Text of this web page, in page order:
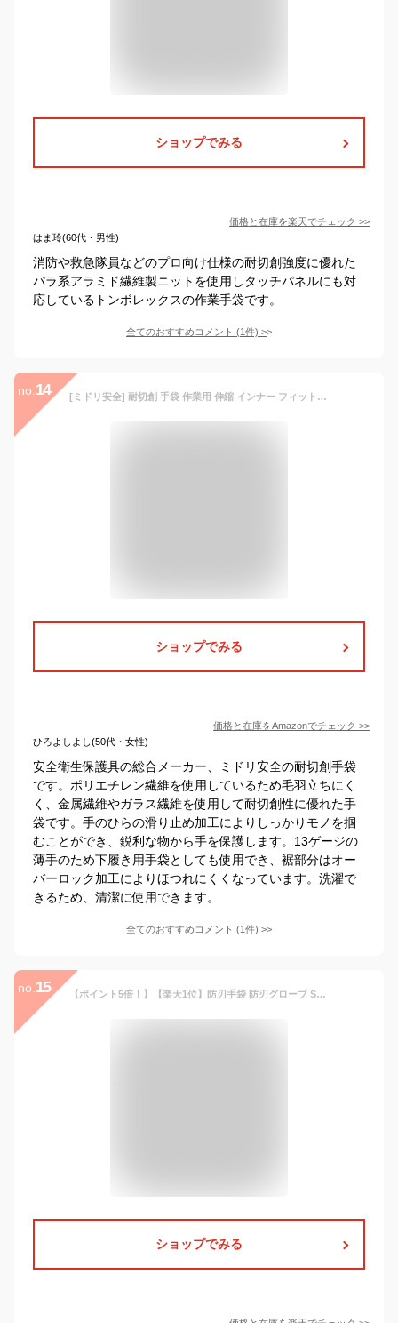
ショップでみる
価格と在庫を楽天でチェック >>
はま玲(60代・男性)
消防や救急隊員などのプロ向け仕様の耐切創強度に優れた
パラ系アラミド繊維製ニットを使用しタッチパネルにも対
応しているトンボレックスの作業手袋です。
全てのおすすめコメント (1件) >
no. 14 [ミドリ安全] 耐切創 手袋 作業用 伸縮 インナー フィット カットガードG132 薄手 ノンコート M 1双入
ショップでみる
価格と在庫をAmazonでチェック >>
ひろよしよし(50代・女性)
安全衛生保護具の総合メーカー、ミドリ安全の耐切創手袋
です。ポリエチレン繊維を使用しているため毛羽立ちにく
く、金属繊維やガラス繊維を使用して耐切創性に優れた手
袋です。手のひらの滑り止め加工によりしっかりモノを掴
むことができ、鋭利な物から手を保護します。13ゲージの
薄手のため下履き用手袋としても使用でき、裾部分はオー
バーロック加工によりほつれにくくなっています。洗濯で
きるため、清潔に使用できます。
全てのおすすめコメント (1件) >
no. 15 【ポイント5倍！】【楽天1位】防刃手袋 防刃グローブ S M L 3サイズ 耐切創手袋 作業手袋 軍手 作業用 防刃 手袋 調理 S/M/L 作業グローブ 切れない手袋 料理用レベル5 ナイフ 刃物 ガラス 釣り農作業
ショップでみる